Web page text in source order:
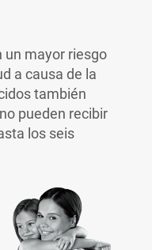
un mayor riesgo
a causa de la
también
pueden recibir
los seis